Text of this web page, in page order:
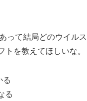
って結局どのウイル
を教えてほしいな。
る
る